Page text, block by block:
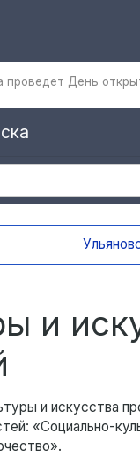
проведет День
приглашают
и
и
«Социально-